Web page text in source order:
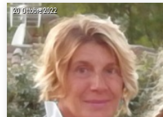
20 Ottobre 2022